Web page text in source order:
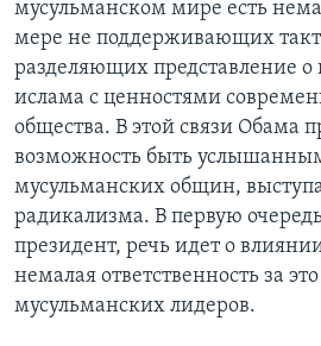
мусульманском мире есть
мере не поддерживающих
разделяющих представление о
ислама с ценностями
общества. В этой связи Обама
возможность быть
мусульманских общин,
радикализма. В первую
президент, речь идет о
немалая ответственность за
мусульманских лидеров.